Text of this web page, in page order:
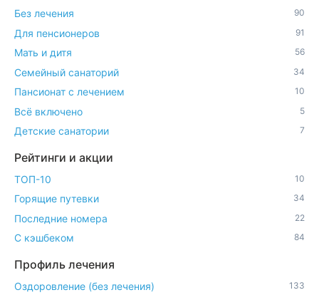
Без лечения 90
Для пенсионеров 91
Мать и дитя 56
Семейный санаторий 34
Пансионат с лечением 10
Всё включено 5
Детские санатории 7
Рейтинги и акции
ТОП-10 10
Горящие путевки 34
Последние номера 22
С кэшбеком 84
Профиль лечения
Оздоровление (без лечения) 133